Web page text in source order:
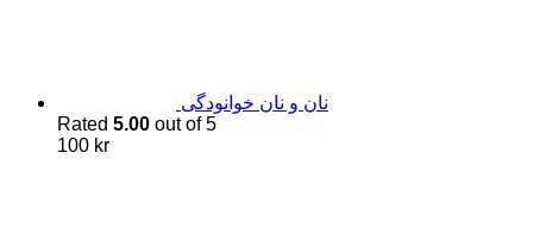
نان و نان خوانودگی
Rated 5.00 out of 5
100 kr